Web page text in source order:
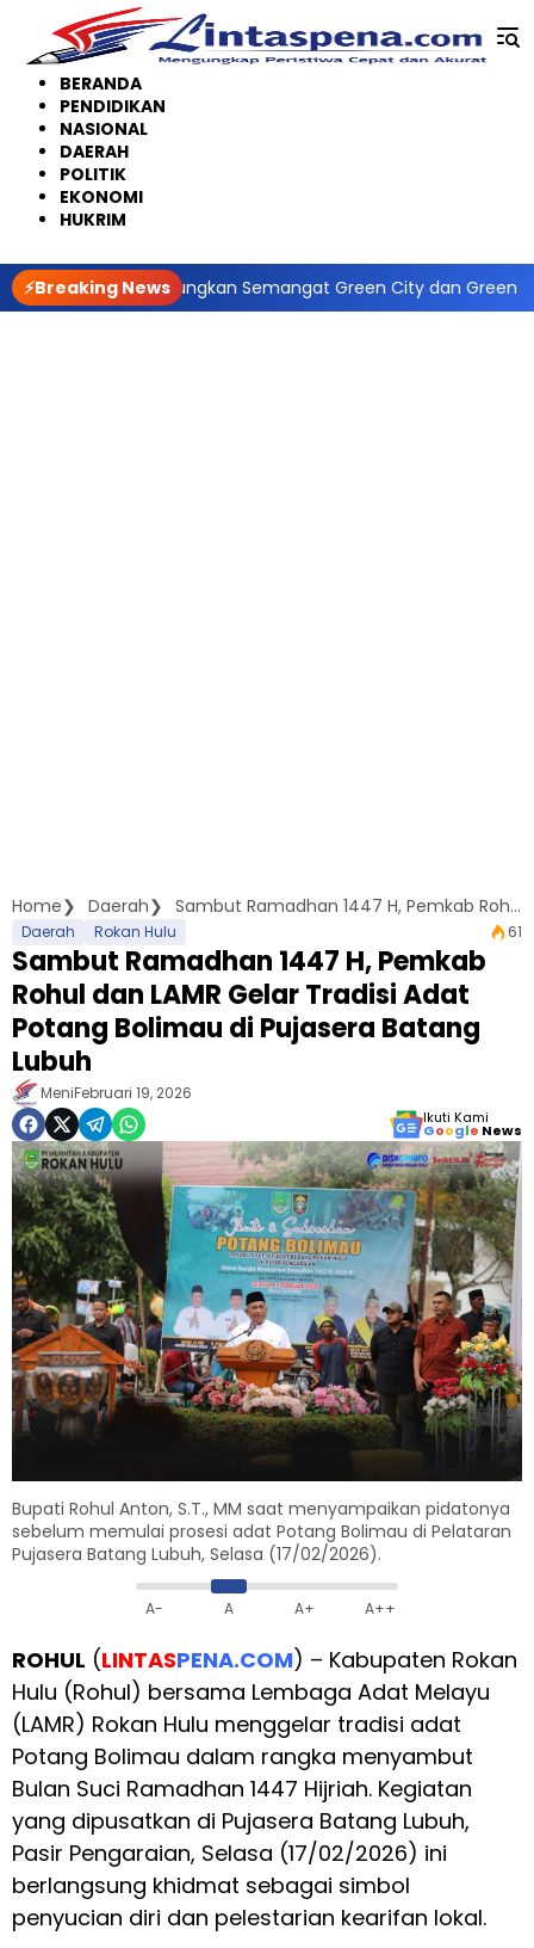
konten
BERANDA
PENDIDIKAN
NASIONAL
DAERAH
POLITIK
EKONOMI
HUKRIM
⚡Breaking News
Gaungkan Semangat Green City dan Green Policing
Home Daerah Sambut Ramadhan 1447 H, Pemkab Rohul dan LAMR Gelar Tradisi Adat Potang Bolimau di Pujasera Batang Lubuh
Daerah Rokan Hulu 61
Sambut Ramadhan 1447 H, Pemkab
Rohul dan LAMR Gelar Tradisi Adat
Potang Bolimau di Pujasera Batang
Lubuh
MeniFebruari 19, 2026
Ikuti Kami
Google News
Bupati Rohul Anton, S.T., MM saat menyampaikan pidatonya
sebelum memulai prosesi adat Potang Bolimau di Pelataran
Pujasera Batang Lubuh, Selasa (17/02/2026).
A- A A+ A++
ROHUL (LINTASPENA.COM) – Kabupaten Rokan
Hulu (Rohul) bersama Lembaga Adat Melayu
(LAMR) Rokan Hulu menggelar tradisi adat
Potang Bolimau dalam rangka menyambut
Bulan Suci Ramadhan 1447 Hijriah. Kegiatan
yang dipusatkan di Pujasera Batang Lubuh,
Pasir Pengaraian, Selasa (17/02/2026) ini
berlangsung khidmat sebagai simbol
penyucian diri dan pelestarian kearifan lokal.